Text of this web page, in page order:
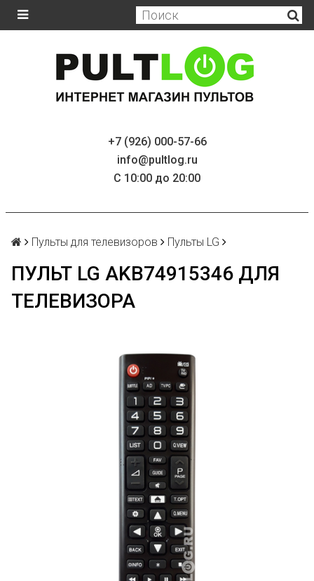
+7 (926) 000-57-66
info@pultlog.ru
С 10:00 до 20:00
Пульты для телевизоров Пульты LG
ПУЛЬТ LG AKB74915346 ДЛЯ
ТЕЛЕВИЗОРА